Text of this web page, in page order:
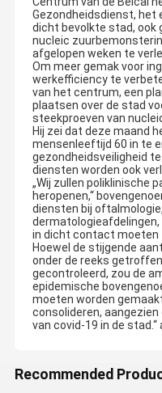
Gezondheidsdienst, het
dicht bevolkte stad, ook
nucleic
afgelopen weken te
Om meer gemak voor
werkefficiency te
van het centrum, een
plaatsen over de stad
steekproeven van
Hij zei dat deze maand
mensenleeftijd 60 in te
gezondheidsveiligheid
diensten worden ook
„Wij zullen poliklinische
heropenen,“
diensten bij
in dicht contact moeten
Hoewel de stijgende
onder de reeks
gecontroleerd, zou de
epidemische
moeten worden
consolideren,
van covid-19 in de stad.“
Recommended